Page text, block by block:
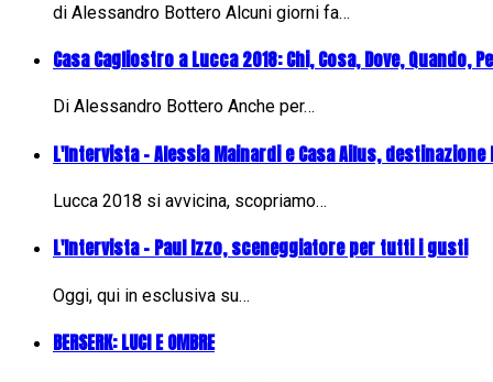
di Alessandro Bottero Alcuni giorni fa…
Casa Cagliostro a Lucca 2018: Chi, Cosa, Dove, Quando,
Di Alessandro Bottero Anche per…
L'Intervista - Alessia Mainardi e Casa Ailus, destinazione
Lucca 2018 si avvicina, scopriamo…
L'Intervista - Paul Izzo, sceneggiatore per tutti i gusti
Oggi, qui in esclusiva su…
BERSERK: LUCI E OMBRE